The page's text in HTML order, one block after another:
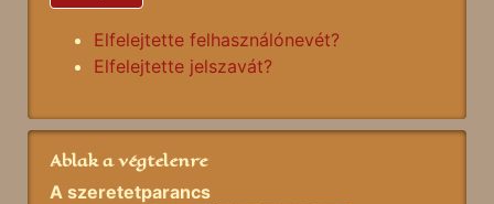
Elfelejtette felhasználónevét?
Elfelejtette jelszavát?
Ablak a végtelenre
A szeretetparancs